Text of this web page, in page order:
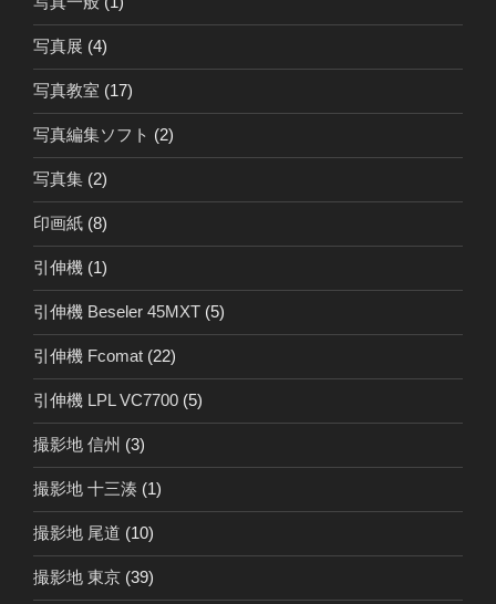
写真展 (4)
写真教室 (17)
写真編集ソフト (2)
写真集 (2)
印画紙 (8)
引伸機 (1)
引伸機 Beseler 45MXT (5)
引伸機 Fcomat (22)
引伸機 LPL VC7700 (5)
撮影地 信州 (3)
撮影地 十三湊 (1)
撮影地 尾道 (10)
撮影地 東京 (39)